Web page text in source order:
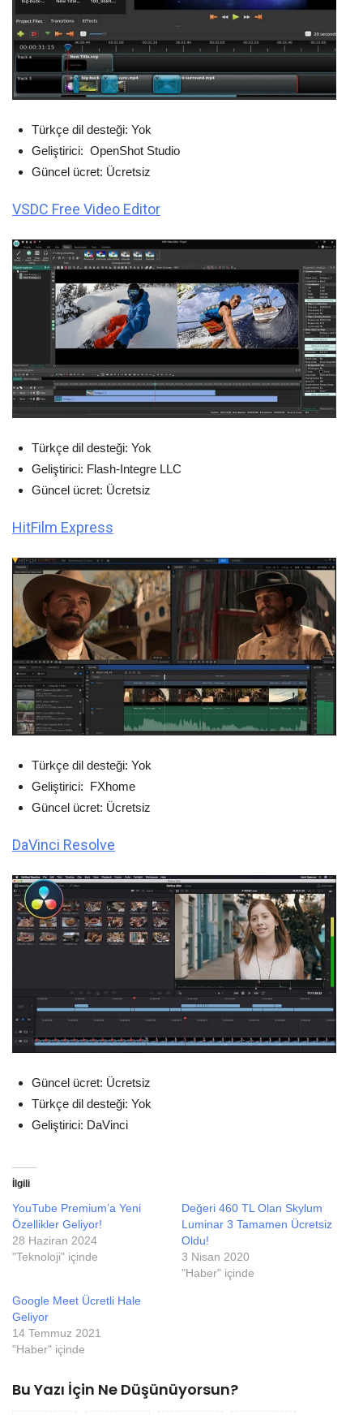
Türkçe dil desteği: Yok
Geliştirici: ‎OpenShot Studio
Güncel ücret: Ücretsiz
VSDC Free Video Editor
Türkçe dil desteği: Yok
Geliştirici: Flash-Integre LLC
Güncel ücret: Ücretsiz
HitFilm Express
Türkçe dil desteği: Yok
Geliştirici: FXhome
Güncel ücret: Ücretsiz
DaVinci Resolve
Güncel ücret: Ücretsiz
Türkçe dil desteği: Yok
Geliştirici: DaVinci
İlgili
YouTube Premium’a Yeni
Özellikler Geliyor!
28 Haziran 2024
"Teknoloji" içinde
Değeri 460 TL Olan Skylum
Luminar 3 Tamamen Ücretsiz
Oldu!
3 Nisan 2020
"Haber" içinde
Google Meet Ücretli Hale
Geliyor
14 Temmuz 2021
"Haber" içinde
Bu Yazı İçin Ne Düşünüyorsun?